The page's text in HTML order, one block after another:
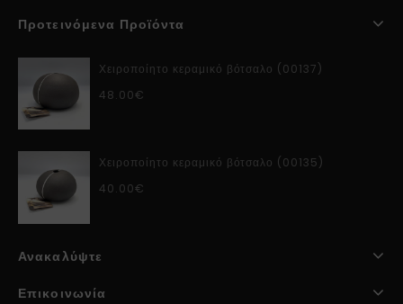
Προτεινόμενα Προϊόντα
Χειροποίητο κεραμικό βότσαλο (00137)
48.00€
Χειροποίητο κεραμικό βότσαλο (00135)
40.00€
Ανακαλύψτε
Επικοινωνία